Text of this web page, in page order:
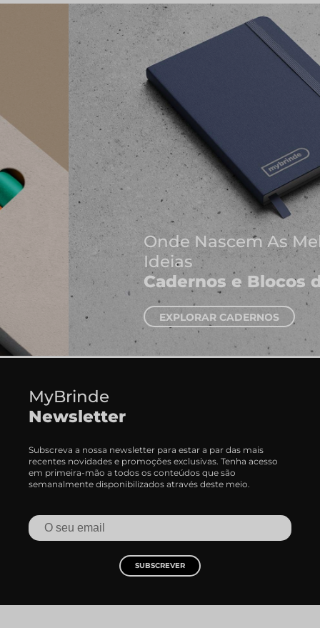
Onde Nascem As Melhores
Ideias
Cadernos e Blocos de Notas
EXPLORAR CADERNOS
MyBrinde
Newsletter
Subscreva a nossa newsletter para estar a par das mais
recentes novidades e promoções exclusivas. Tenha acesso
em primeira-mão a todos os conteúdos que são
semanalmente disponibilizados através deste meio.
SUBSCREVER